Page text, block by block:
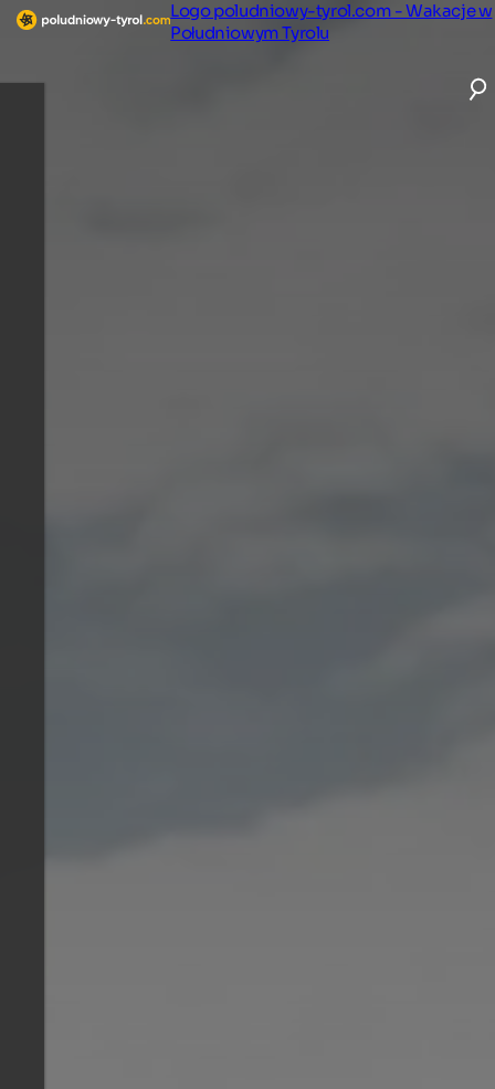
Logo poludniowy-tyrol.com - Wakacje w
Południowym Tyrolu